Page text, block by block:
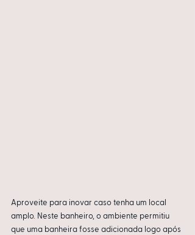
Aproveite para inovar caso tenha um local
amplo. Neste banheiro, o ambiente permitiu
que uma banheira fosse adicionada logo após